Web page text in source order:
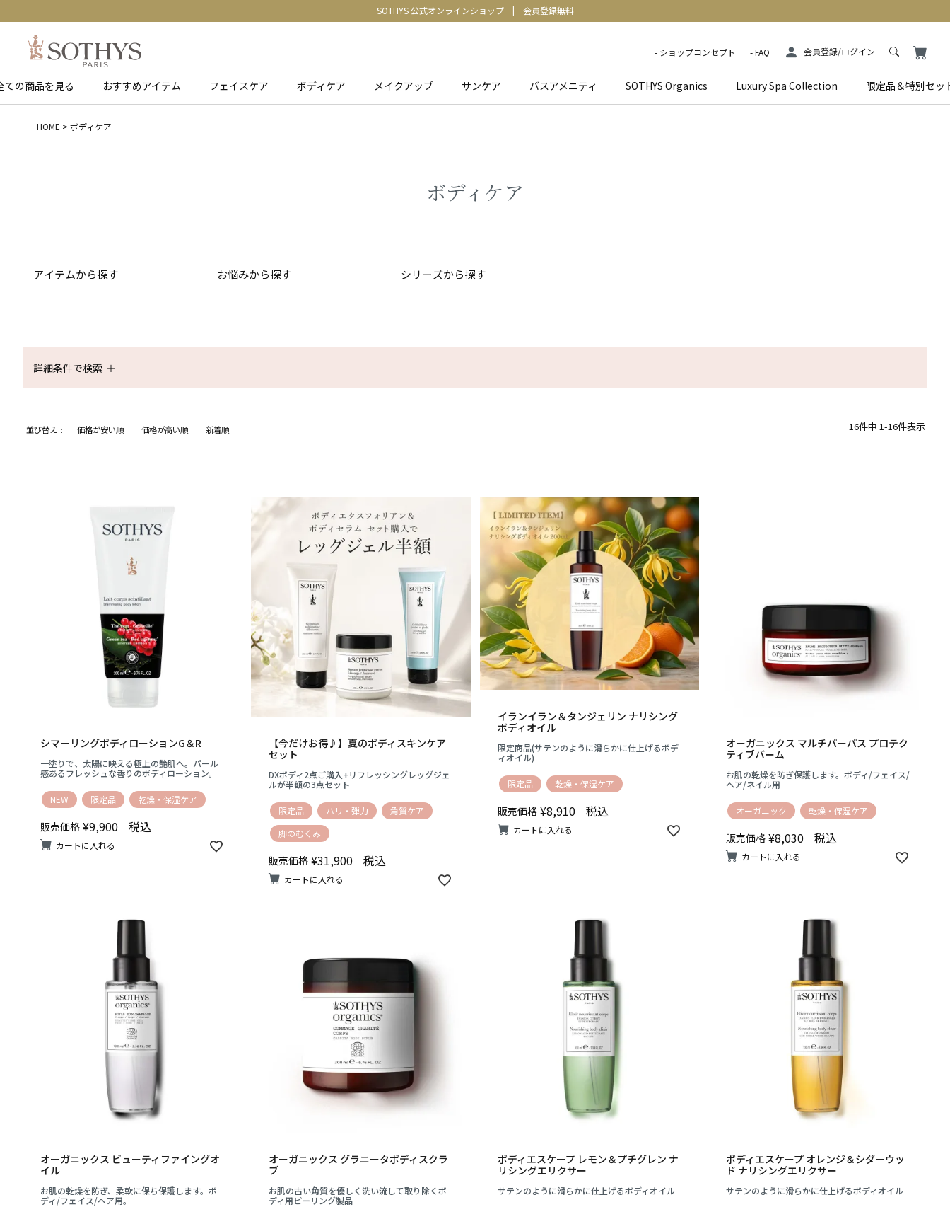
SOTHYS 公式オンラインショップ| 会員登録無料
ショップコンセプト FAQ 会員登録/ログイン
ての商品を見る おすすめアイテム フェイスケア ボディケア メイクアップ サンケア バスアメニティ SOTHYS Organics Luxury Spa Collection 限定品＆特別セッ
HOME ボディケア
ボディケア
アイテムから探す お悩みから探す シリーズから探す
詳細条件で検索
並び替え 価格が安い順 価格が高い順 新着順 16件中 1-16件表示
一塗りで、太陽に映える極上の艶肌へ。パール
感あるフレッシュな香りのボディローション。
シマーリングボディローションG＆R
NEW 限定品 乾燥・保湿ケア
販売価格 ¥9,900 税込
カートに入れる
DXボディ2点ご購入+リフレッシングレッグジェ
ルが半額の3点セット
【今だけお得♪】夏のボディスキンケア
セット
限定品 ハリ・弾力
角質ケア
脚のむくみ
販売価格 ¥31,900 税込
カートに入れる
限定商品(サテンのように滑らかに仕上げるボデ
ィオイル)
イランイラン＆タンジェリン ナリシング
ボディオイル
限定品 乾燥・保湿ケア
販売価格 ¥8,910 税込
カートに入れる
お肌の乾燥を防ぎ保護します。ボディ/フェイス/
ヘア/ネイル用
オーガニックス マルチパーパス プロテク
ティブバーム
オーガニック 乾燥・保湿ケア
販売価格 ¥8,030 税込
カートに入れる
お肌の乾燥を防ぎ、柔軟に保ち保護します。ボ
ディ/フェイス/ヘア用。
オーガニックス ビューティファイングオ
イル
お肌の古い角質を優しく洗い流して取り除くボ
ディ用ピーリング製品
オーガニックス グラニータボディスクラ
ブ
サテンのように滑らかに仕上げるボディオイル
ボディエスケープ レモン＆プチグレン ナ
リシングエリクサー
サテンのように滑らかに仕上げるボディオイル
ボディエスケープ オレンジ＆シダーウッ
ド ナリシングエリクサー